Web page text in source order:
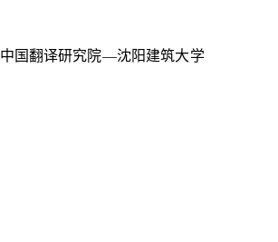
中国翻译研究院—沈阳建筑大学